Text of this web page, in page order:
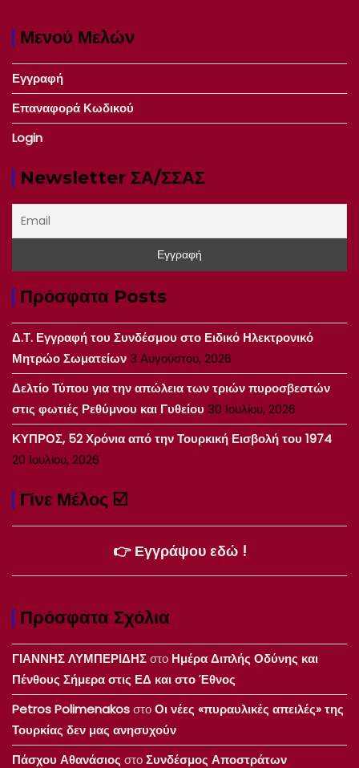
Μενού Μελών
Εγγραφή
Επαναφορά Κωδικού
Login
Newsletter ΣΑ/ΣΣΑΣ
Πρόσφατα Posts
Δ.Τ. Εγγραφή του Συνδέσμου στο Ειδικό Ηλεκτρονικό
Μητρώο Σωματείων3 Αυγούστου, 2026
Δελτίο Τύπου για την απώλεια των τριών πυροσβεστών
στις φωτιές Ρεθύμνου και Γυθείου 30 Ιουλίου, 2026
ΚΥΠΡΟΣ, 52 Χρόνια από την Τουρκική Εισβολή του 1974
20 Ιουλίου, 2026
Γίνε Μέλος ☑️
👉 Εγγράψου εδώ !
Πρόσφατα Σχόλια
ΓΙΑΝΝΗΣ ΛΥΜΠΕΡΙΔΗΣστο Ημέρα Διπλής Οδύνης και
Πένθους Σήμερα στις ΕΔ και στο Έθνος
Petros PolimenakosστοΟι νέες «πυραυλικές απειλές» της
Τουρκίας δεν μας ανησυχούν
Πάσχου Αθανάσιος στοΣυνδέσμος Αποστράτων